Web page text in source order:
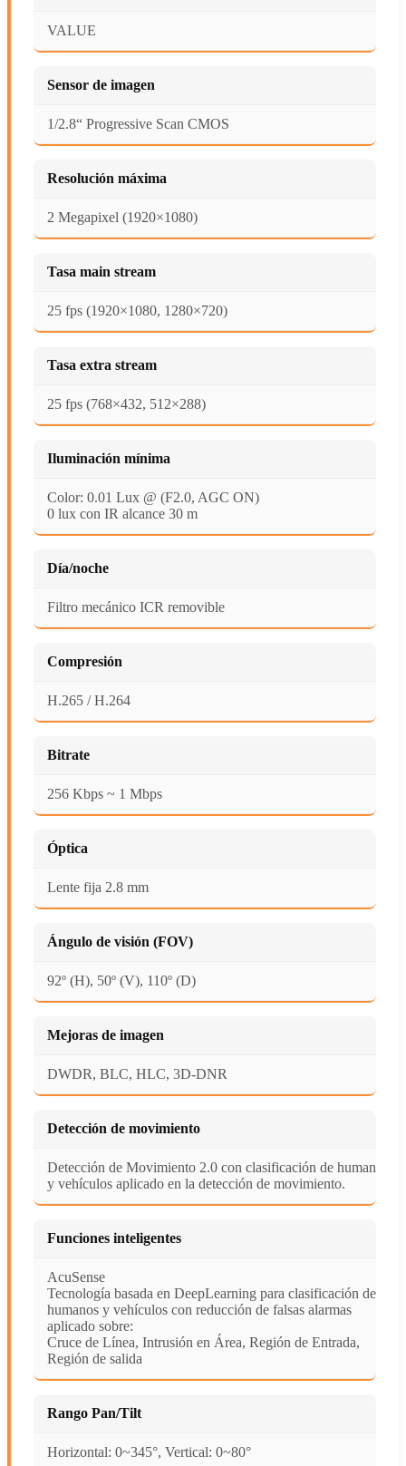
VALUE
Sensor de imagen
1/2.8“ Progressive Scan CMOS
Resolución máxima
2 Megapixel (1920×1080)
Tasa main stream
25 fps (1920×1080, 1280×720)
Tasa extra stream
25 fps (768×432, 512×288)
Iluminación mínima
Color: 0.01 Lux @ (F2.0, AGC ON)
0 lux con IR alcance 30 m
Día/noche
Filtro mecánico ICR removible
Compresión
H.265 / H.264
Bitrate
256 Kbps ~ 1 Mbps
Óptica
Lente fija 2.8 mm
Ángulo de visión (FOV)
92º (H), 50º (V), 110º (D)
Mejoras de imagen
DWDR, BLC, HLC, 3D-DNR
Detección de movimiento
Detección de Movimiento 2.0 con clasificación de humanos
y vehículos aplicado en la detección de movimiento.
Funciones inteligentes
AcuSense
Tecnología basada en DeepLearning para clasificación de
humanos y vehículos con reducción de falsas alarmas
aplicado sobre:
Cruce de Línea, Intrusión en Área, Región de Entrada,
Región de salida
Rango Pan/Tilt
Horizontal: 0~345°, Vertical: 0~80°